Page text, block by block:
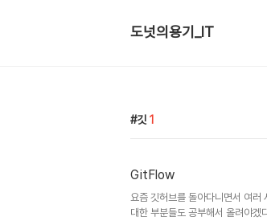
도넛의용기_IT
깃 1
GitFlow
요즘 깃허브를 돌아다니면서 여러
대한 부분들도 공부해서 올려야